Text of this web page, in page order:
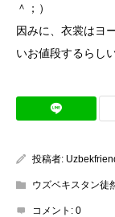
＾；）
因みに、衣裳はヨ
いお値段するらし
投稿者:
ウズベキスタン徒
コメント: 0